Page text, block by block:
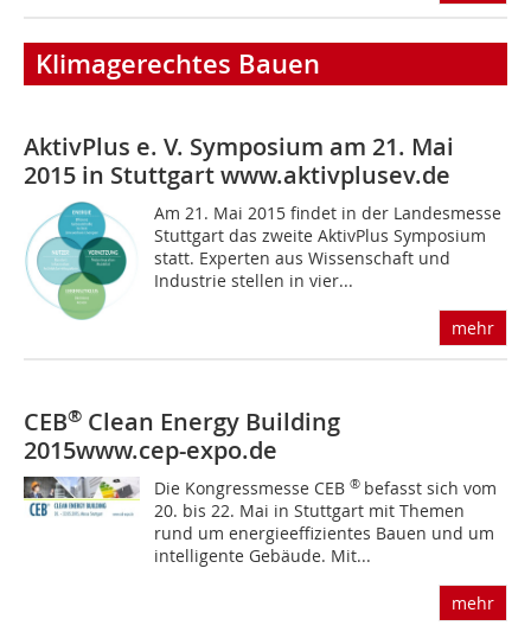
Klimagerechtes Bauen
AktivPlus e. V. Symposium am 21. Mai
2015 in Stuttgartwww.aktivplusev.de
Am 21. Mai 2015 findet in der Landesmesse
Stuttgart das zweite AktivPlus Symposium
statt. Experten aus Wissenschaft und
Industrie stellen in vier...
mehr
CEB® Clean Energy Building
2015www.cep-expo.de
Die Kongressmesse CEB® befasst sich vom
20. bis 22. Mai in Stuttgart mit Themen
rund um energieeffizientes Bauen und um
intelligente Gebäude. Mit...
mehr